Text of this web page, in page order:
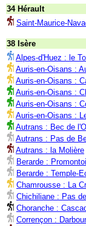
34 Hérault
Saint-Maurice-
38 Isère
Alpes-d'Huez : le
Auris-en-Oisans :
Auris-en-Oisans :
Auris-en-Oisans :
Auris-en-Oisans :
Auris-en-Oisans :
Autrans : Bec de
Autrans : Pas de
Autrans : la Molière
Berarde :
Berarde : Temple-
Chamrousse : La
Chichiliane : Pas
Choranche :
Corrençon :